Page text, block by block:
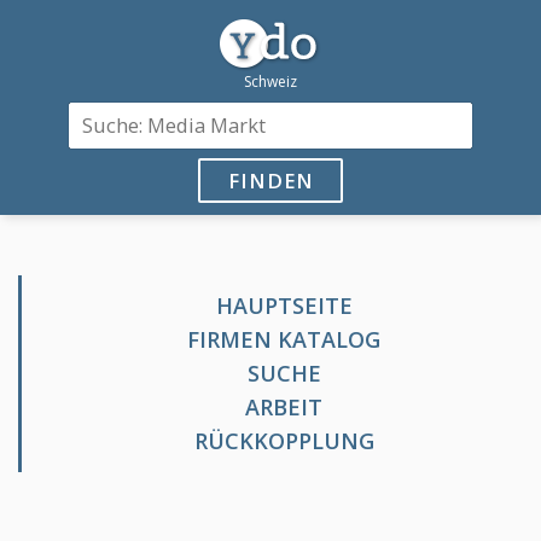
FINDEN
HAUPTSEITE
FIRMEN KATALOG
SUCHE
ARBEIT
RÜCKKOPPLUNG